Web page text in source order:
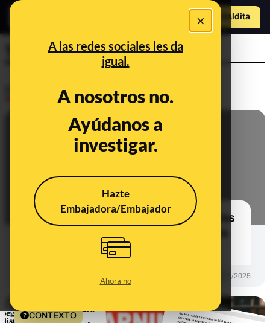
×
A las redes sociales les da
igual.
A nosotros no.
Ayúdanos a
investigar.
Hazte
Embajadora/Embajador
Ahora no
Hazte Maldito
a
Tribunal
CONTEXTO
Qué sabemos sobre los gastos de las
demanda ante el TSJM
19/11/2025
CONTEXTO